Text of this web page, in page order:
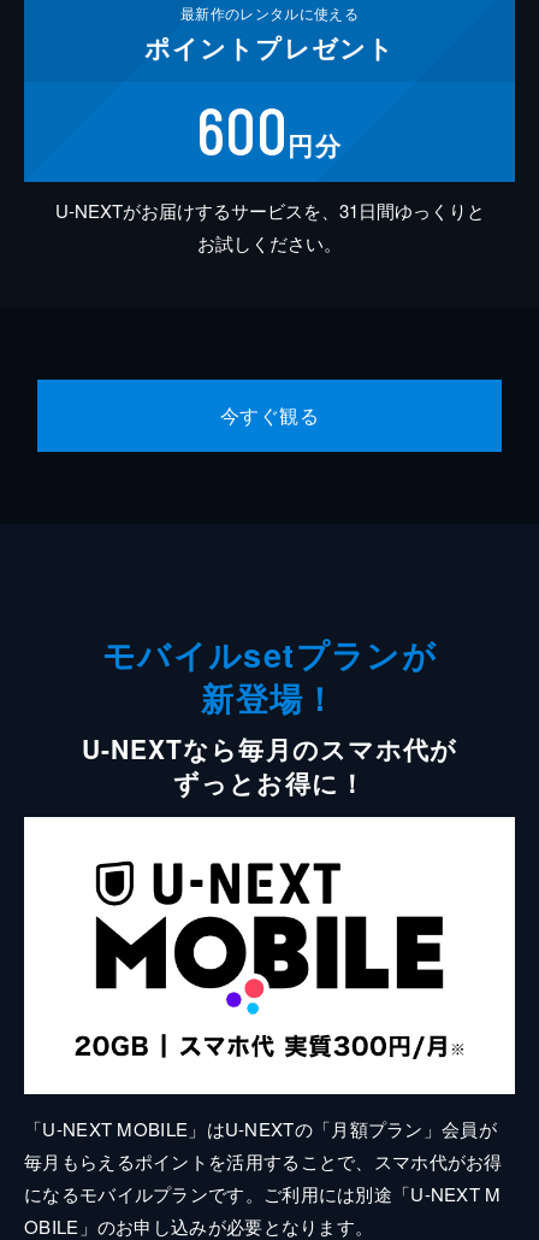
最新作のレンタルに使える
ポイント プレゼント
600円分
U-NEXTがお届けするサービスを、31日間ゆっくりと
お試しください。
今すぐ観る
モバイルsetプランが
新登場！
U-NEXTなら毎月のスマホ代が
ずっとお得に！
「U-NEXT MOBILE」はU-NEXTの「月額プラン」会員が
毎月もらえるポイントを活用することで、スマホ代がお得
になるモバイルプランです。ご利用には別途「U-NEXT M
OBILE」のお申し込みが必要となります。